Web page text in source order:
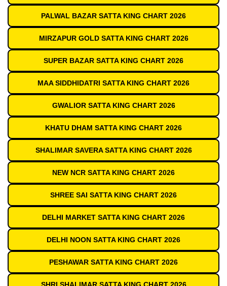
PALWAL BAZAR SATTA KING CHART 2026
MIRZAPUR GOLD SATTA KING CHART 2026
SUPER BAZAR SATTA KING CHART 2026
MAA SIDDHIDATRI SATTA KING CHART 2026
GWALIOR SATTA KING CHART 2026
KHATU DHAM SATTA KING CHART 2026
SHALIMAR SAVERA SATTA KING CHART 2026
NEW NCR SATTA KING CHART 2026
SHREE SAI SATTA KING CHART 2026
DELHI MARKET SATTA KING CHART 2026
DELHI NOON SATTA KING CHART 2026
PESHAWAR SATTA KING CHART 2026